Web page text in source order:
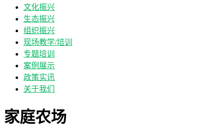
文化振兴
生态振兴
组织振兴
现场教学/培训
专题培训
案例展示
政策实讯
关于我们
家庭农场